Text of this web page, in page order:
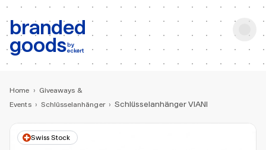
branded
goodsby
eckert
b: Produktsuche
Home › Giveaways &
Events › Schlüsselanhänger › Schlüsselanhänger VIANI
Swiss Stock